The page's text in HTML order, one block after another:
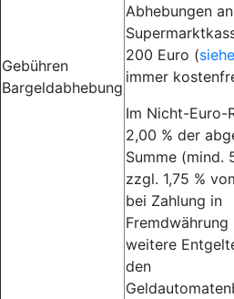
Gebühren
Bargeldabhebung
Abhebungen
200 Euro (
immer
Im Nicht-Euro-
2,00 % der
Summe (mind.
zzgl. 1,75 %
bei Zahlung in
Fremdwährung
weitere
den